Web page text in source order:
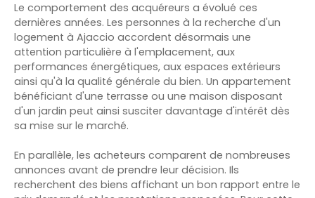
Le comportement des acquéreurs a évolué ces
dernières années. Les personnes à la recherche d'un
logement à Ajaccio accordent désormais une
attention particulière à l'emplacement, aux
performances énergétiques, aux espaces extérieurs
ainsi qu'à la qualité générale du bien. Un appartement
bénéficiant d'une terrasse ou une maison disposant
d'un jardin peut ainsi susciter davantage d'intérêt dès
sa mise sur le marché.
En parallèle, les acheteurs comparent de nombreuses
annonces avant de prendre leur décision. Ils
recherchent des biens affichant un bon rapport entre le